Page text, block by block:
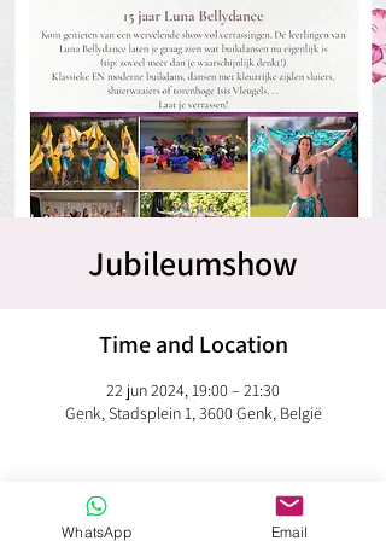
Jubileumshow
Time and Location
22 jun 2024, 19:00 – 21:30
Genk, Stadsplein 1, 3600 Genk, België
WhatsApp Email